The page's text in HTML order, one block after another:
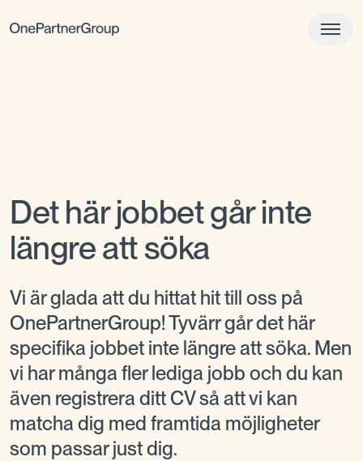
Det här jobbet går inte
längre att söka
Vi är glada att du hittat hit till oss på
OnePartnerGroup! Tyvärr går det här
specifika jobbet inte längre att söka. Men
vi har många fler lediga jobb och du kan
även registrera ditt CV så att vi kan
matcha dig med framtida möjligheter
som passar just dig.